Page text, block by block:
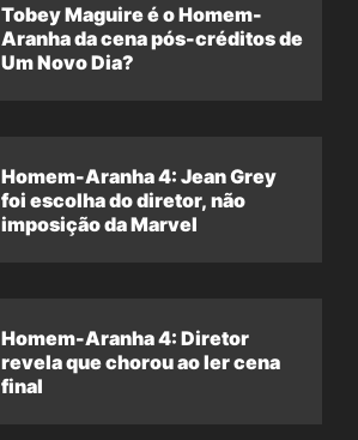
Tobey Maguire é o Homem-
Aranha da cena pós-créditos de
Um Novo Dia?
Homem-Aranha 4: Jean Grey
foi escolha do diretor, não
imposição da Marvel
Homem-Aranha 4: Diretor
revela que chorou ao ler cena
final